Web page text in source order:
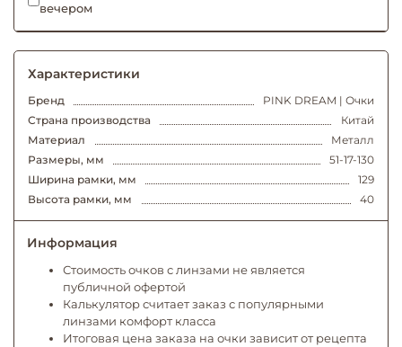
вечером
Характеристики
Бренд
PINK DREAM | Очки
Страна производства
Китай
Материал
Металл
Размеры, мм
51-17-130
Ширина рамки, мм
129
Высота рамки, мм
40
Информация
Стоимость очков с линзами не является
публичной офертой
Калькулятор считает заказ с популярными
линзами комфорт класса
Итоговая цена заказа на очки зависит от рецепта